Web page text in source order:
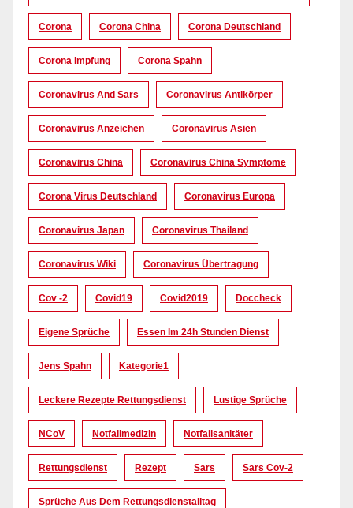
Corona Corona China Corona Deutschland
Corona Impfung Corona Spahn
Coronavirus And Sars Coronavirus Antikörper
Coronavirus Anzeichen Coronavirus Asien
Coronavirus China Coronavirus China Symptome
Corona Virus Deutschland Coronavirus Europa
Coronavirus Japan Coronavirus Thailand
Coronavirus Wiki Coronavirus Übertragung
Cov -2 Covid19 Covid2019 Doccheck
Eigene Sprüche Essen Im 24h Stunden Dienst
Jens Spahn Kategorie1
Leckere Rezepte Rettungsdienst Lustige Sprüche
NCoV Notfallmedizin Notfallsanitäter
Rettungsdienst Rezept Sars Sars Cov-2
Sprüche Aus Dem Rettungsdienstalltag